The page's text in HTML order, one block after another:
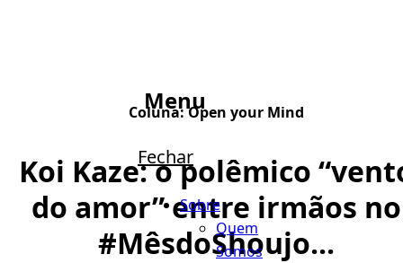
Menu
Fechar
Sobre
Quem
Somos
Coluna:Open your Mind
Koi Kaze: o polêmico
do amor” entre irmãos no
#MêsdoShoujo...